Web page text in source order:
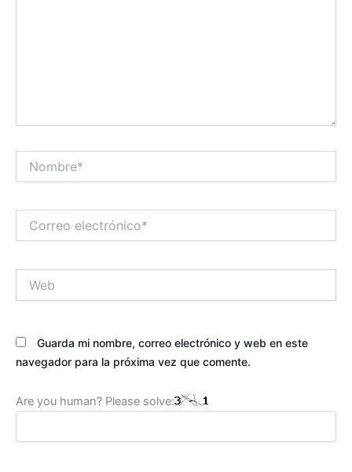
electrónico*
Guarda mi nombre, correo electrónico y web en este
navegador para la próxima vez que comente.
Are you human? Please solve: